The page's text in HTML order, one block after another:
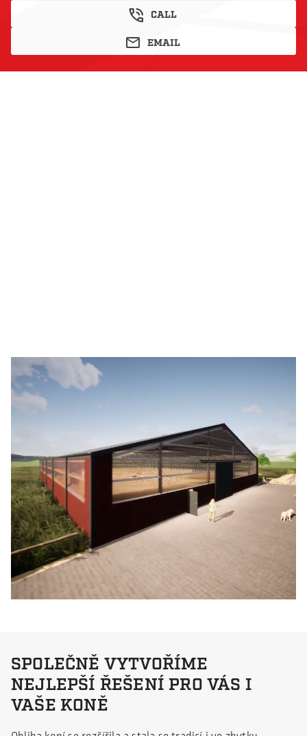
CALL
EMAIL
Postavte si jízdárnu Vašich snů
Výstavbou hal se zabýváme již více než 45 let a máme
bohaté zkušenosti.
Naše jízdárny jsou promyšlené a víme co je pro vás a
vaše koně důležité.
Díky naší vizualizaci bude vaše představa jasnější a
rozhodování jednodušší.
SPOLEČNĚ VYTVOŘÍME
NEJLEPŠÍ ŘEŠENÍ PRO VÁS I
VAŠE KONĚ